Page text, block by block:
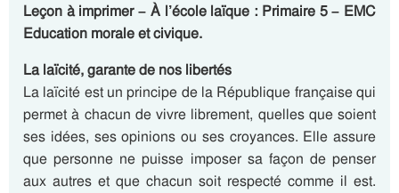
Leçon à imprimer – À l’école laïque : Primaire 5 – EMC
Education morale et civique.
La laïcité, garante de nos libertés
La laïcité est un principe de la République française qui
permet à chacun de vivre librement, quelles que soient
ses idées, ses opinions ou ses croyances. Elle assure
que personne ne puisse imposer sa façon de penser
aux autres et que chacun soit respecté comme il est.